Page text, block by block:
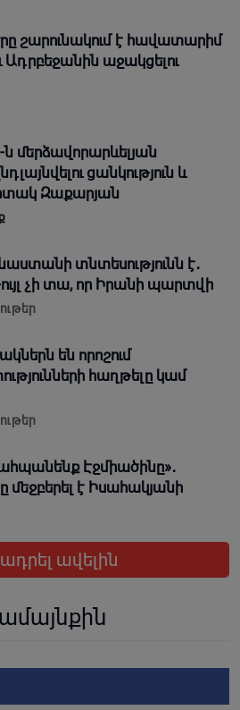
շարունակում է հավատարիմ
աջակցելու
մերձավորարևելյան
ցանկություն և
Զաքարյան
տնտեսությունն է․
չի տա, որ Իրանի պարտվի
են որոշում
հաղթելը կամ
Էջմիածինը»․
է Իսահակյանի
ավելին